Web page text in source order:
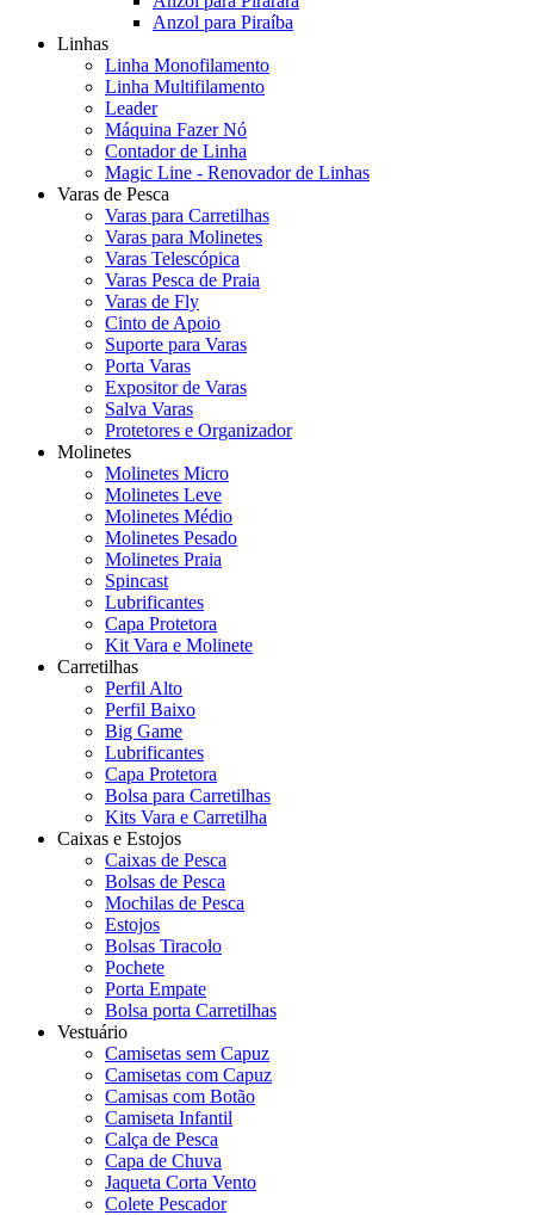
Anzol para Piraíba
Linhas
Linha Monofilamento
Linha Multifilamento
Leader
Máquina Fazer Nó
Contador de Linha
Magic Line - Renovador de Linhas
Varas de Pesca
Varas para Carretilhas
Varas para Molinetes
Varas Telescópica
Varas Pesca de Praia
Varas de Fly
Cinto de Apoio
Suporte para Varas
Porta Varas
Expositor de Varas
Salva Varas
Protetores e Organizador
Molinetes
Molinetes Micro
Molinetes Leve
Molinetes Médio
Molinetes Pesado
Molinetes Praia
Spincast
Lubrificantes
Capa Protetora
Kit Vara e Molinete
Carretilhas
Perfil Alto
Perfil Baixo
Big Game
Lubrificantes
Capa Protetora
Bolsa para Carretilhas
Kits Vara e Carretilha
Caixas e Estojos
Caixas de Pesca
Bolsas de Pesca
Mochilas de Pesca
Estojos
Bolsas Tiracolo
Pochete
Porta Empate
Bolsa porta Carretilhas
Vestuário
Camisetas sem Capuz
Camisetas com Capuz
Camisas com Botão
Camiseta Infantil
Calça de Pesca
Capa de Chuva
Jaqueta Corta Vento
Colete Pescador